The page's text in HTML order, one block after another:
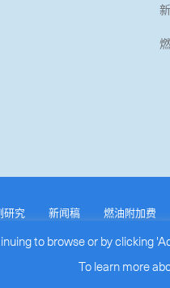
研究 新闻稿 燃油附加费
ROYALE INTERNATIONAL
to browse or by clicking
To learn more